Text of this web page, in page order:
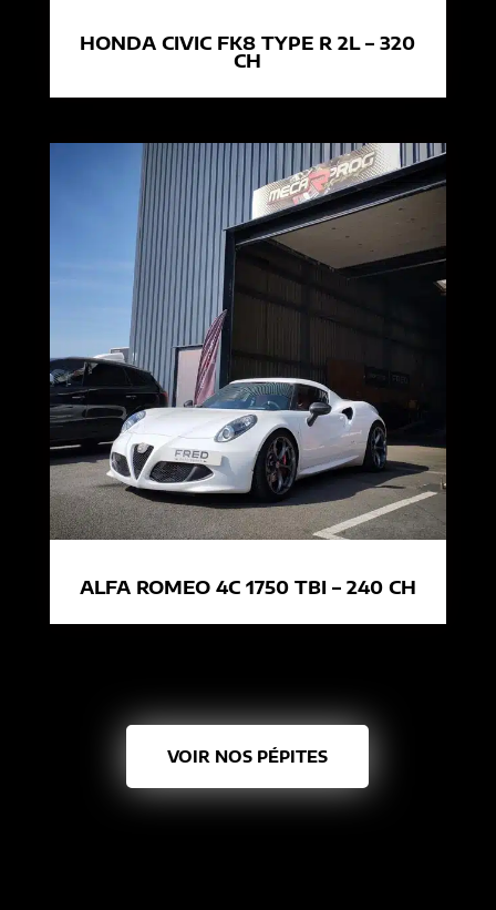
HONDA CIVIC FK8 TYPE R 2L – 320
CH
ALFA ROMEO 4C 1750 TBI – 240 CH
VOIR NOS PÉPITES